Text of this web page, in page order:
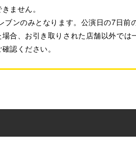
ません。
ンのみとなります。公演日の7日前
合、お引き取りされた店舗以外では
認ください。